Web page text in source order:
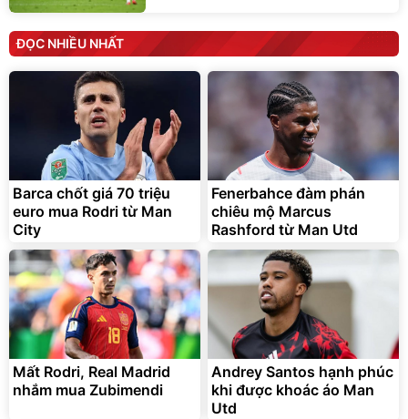
ĐỌC NHIỀU NHẤT
Barca chốt giá 70 triệu
euro mua Rodri từ Man
City
Fenerbahce đàm phán
chiêu mộ Marcus
Rashford từ Man Utd
Mất Rodri, Real Madrid
nhắm mua Zubimendi
Andrey Santos hạnh phúc
khi được khoác áo Man
Utd